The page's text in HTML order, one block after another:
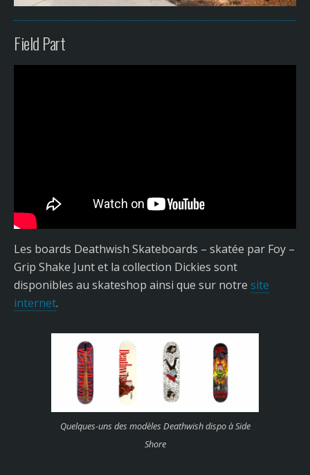
Field Part
Les boards Deathwish Skateboards – skatée par Foy –
Grip Shake Junt et la collection Dickies sont
disponibles au skateshop ainsi que sur notre site
internet.
Quelques-uns des modèles Deathwish dispo à Side
Shore